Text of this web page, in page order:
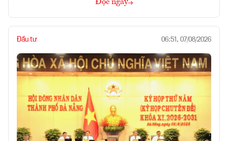
Đọc ngay
Đầu tư 06:51, 07/08/2026